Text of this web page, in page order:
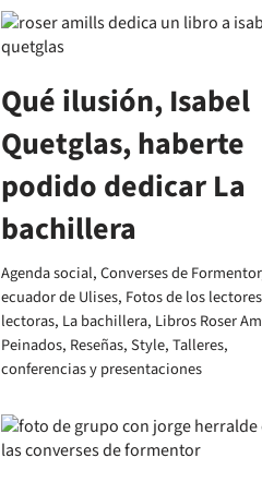
Qué ilusión, Isabel
Quetglas, haberte
podido dedicar La
bachillera
Agenda social,Converses de Formentor
ecuador de Ulises, Fotos de los
lectoras, La bachillera, Libros Roser
Peinados, Reseñas,Style,Talleres,
conferencias y presentaciones